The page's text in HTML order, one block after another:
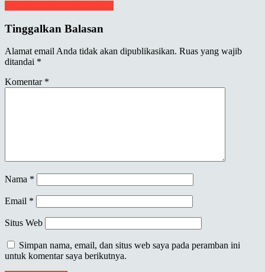
Tinggalkan Balasan
Alamat email Anda tidak akan dipublikasikan. Ruas yang wajib
ditandai *
Komentar *
Nama *
Email *
Situs Web
Simpan nama, email, dan situs web saya pada peramban ini
untuk komentar saya berikutnya.